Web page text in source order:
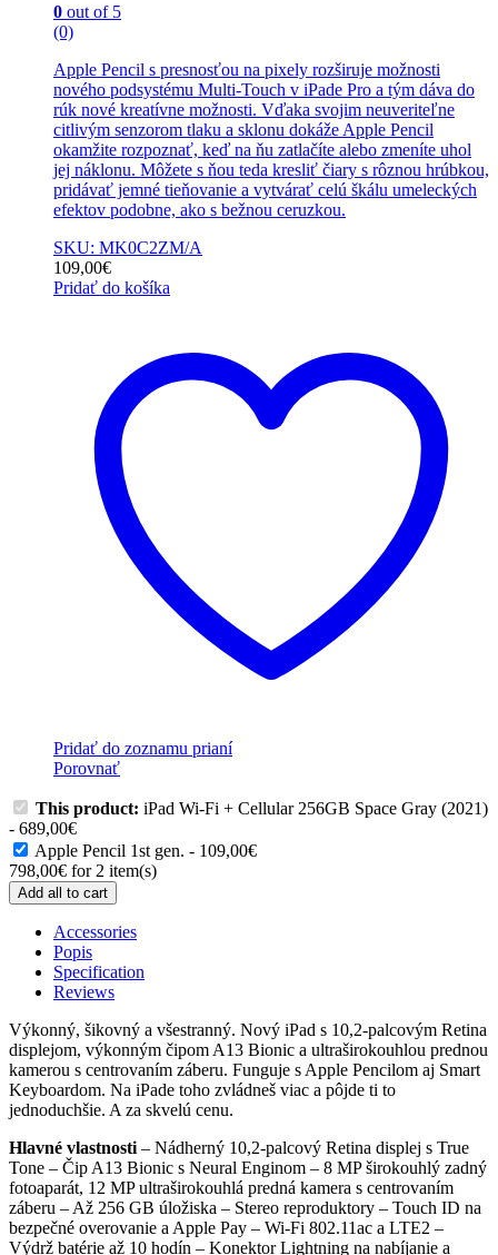
0 out of 5
(0)
Apple Pencil s presnosťou na pixely rozširuje možnosti
nového podsystému Multi-Touch v iPade Pro a tým dáva do
rúk nové kreatívne možnosti. Vďaka svojim neuveriteľne
citlivým senzorom tlaku a sklonu dokáže Apple Pencil
okamžite rozpoznať, keď na ňu zatlačíte alebo zmeníte uhol
jej náklonu. Môžete s ňou teda kresliť čiary s rôznou hrúbkou,
pridávať jemné tieňovanie a vytvárať celú škálu umeleckých
efektov podobne, ako s bežnou ceruzkou.
SKU: MK0C2ZM/A
109,00€
Pridať do košíka
Pridať do zoznamu prianí
Porovnať
This product: iPad Wi-Fi + Cellular 256GB Space Gray (2021)
- 689,00€
Apple Pencil 1st gen. - 109,00€
798,00€ for 2 item(s)
Add all to cart
Accessories
Popis
Specification
Reviews
Výkonný, šikovný a všestranný. Nový iPad s 10,2-palcovým Retina
displejom, výkonným čipom A13 Bionic a ultraširokouhlou prednou
kamerou s centrovaním záberu. Funguje s Apple Pencilom aj Smart
Keyboardom. Na iPade toho zvládneš viac a pôjde ti to
jednoduchšie. A za skvelú cenu.
Hlavné vlastnosti – Nádherný 10,2-palcový Retina displej s True
Tone – Čip A13 Bionic s Neural Enginom – 8 MP širokouhlý zadný
fotoaparát, 12 MP ultraširokouhlá predná kamera s centrovaním
záberu – Až 256 GB úložiska – Stereo reproduktory – Touch ID na
bezpečné overovanie a Apple Pay – Wi-Fi 802.11ac a LTE2 –
Výdrž batérie až 10 hodín – Konektor Lightning na nabíjanie a